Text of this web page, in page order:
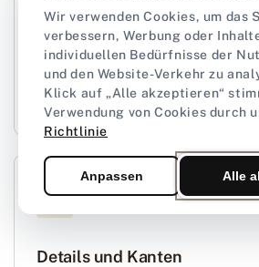
Restaurierung und
Eignet sich hervorragend zur
Produkte oder um ihnen einen
einzigartigen Charakter zu
Details und Kanten
Wir verwenden Cookies, um das
verbessern, Werbung oder
individuellen Bedürfnisse der
und den Website-Verkehr zu
Klick auf „Alle akzeptieren“
Verwendung von Cookies durch
Richtlinie
Anpassen Alle